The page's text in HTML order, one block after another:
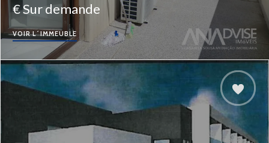
€ Sur demande
VOIR L´IMMEUBLE